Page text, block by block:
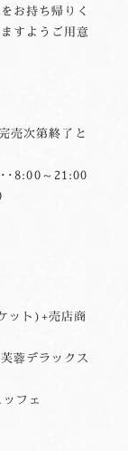
お持ち帰りく
すようご用意
売次第終了と
･8:00～21:00
ット)+売店商
蓉デラックス
フェ